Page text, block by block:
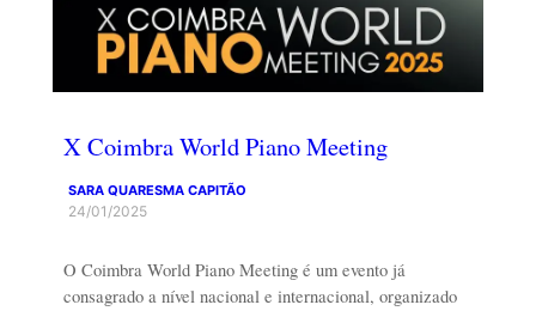
X Coimbra World Piano Meeting
SARA QUARESMA CAPITÃO
24/01/2025
O Coimbra World Piano Meeting é um evento já
consagrado a nível nacional e internacional, organizado